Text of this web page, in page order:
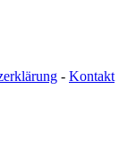
- Kontakt